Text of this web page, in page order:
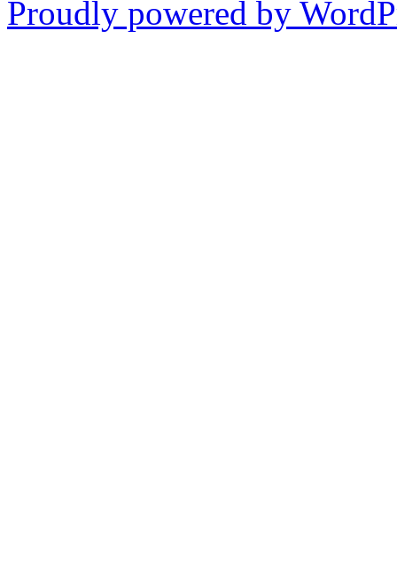
Proudly powered by